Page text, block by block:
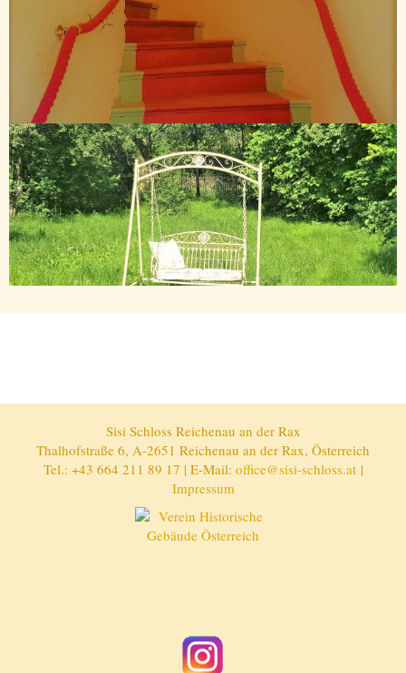
Sisi Schloss Reichenau an der Rax
Thalhofstraße 6, A-2651 Reichenau an der Rax, Österreich
Tel.: +43 664 211 89 17 | E-Mail: office@sisi-schloss.at|
Impressum